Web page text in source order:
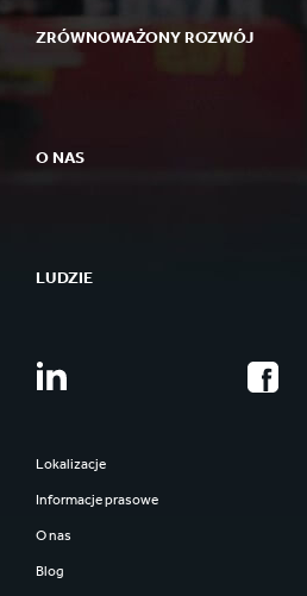
ZRÓWNOWAŻONY ROZWÓJ
O NAS
LUDZIE
Lokalizacje
Informacje prasowe
O nas
Blog